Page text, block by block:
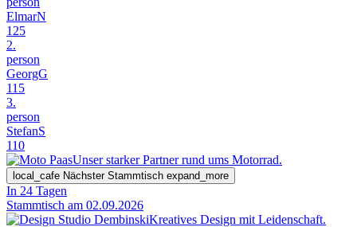
ElmarN
125
2.
person
GeorgG
115
3.
person
StefanS
110
Unser starker Partner rund ums Motorrad.
local_cafe Nächster Stammtisch expand_more
In 24 Tagen
Stammtisch am 02.09.2026
Kreatives Design mit Leidenschaft.